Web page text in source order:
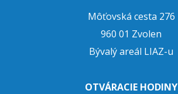
Môťovská cesta 276
960 01 Zvolen
Bývalý areál LIAZ-u
OTVÁRACIE HODINY